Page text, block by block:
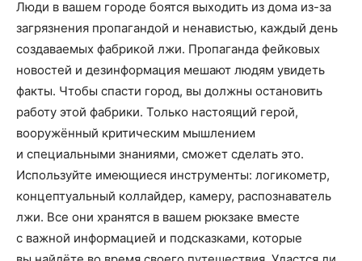
Люди в вашем городе боятся выходить из дома из-за
загрязнения пропагандой и ненавистью, каждый день
создаваемых фабрикой лжи. Пропаганда фейковых
новостей и дезинформация мешают людям увидеть
факты. Чтобы спасти город, вы должны остановить
работу этой фабрики. Только настоящий герой,
вооружённый критическим мышлением
и специальными знаниями, сможет сделать это.
Используйте имеющиеся инструменты: логикометр,
концептуальный коллайдер, камеру, распознаватель
лжи. Все они хранятся в вашем рюкзаке вместе
с важной информацией и подсказками, которые